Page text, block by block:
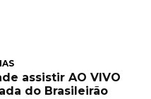
assistir AO VIVO
do Brasileirão